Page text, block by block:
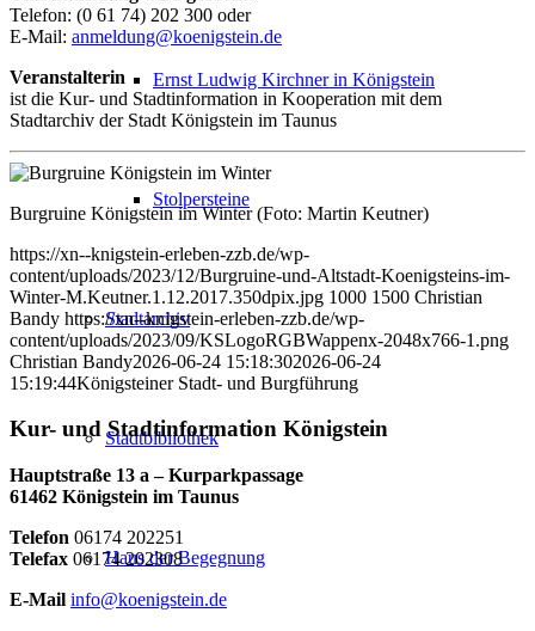
Ernst Ludwig Kirchner in Königstein
Stolpersteine
Stadtarchiv
Stadtbibliothek
Haus der Begegnung
Telefon: (0 61 74) 202 300 oder
E-Mail: anmeldung@koenigstein.de
Veranstalterin
ist die Kur- und Stadtinformation in Kooperation mit dem
Stadtarchiv der Stadt Königstein im Taunus
Burgruine Königstein im Winter (Foto: Martin Keutner)
https://xn--knigstein-erleben-zzb.de/wp-
content/uploads/2023/12/Burgruine-und-Altstadt-Koenigsteins-im-
Winter-M.Keutner.1.12.2017.350dpix.jpg 1000 1500 Christian
Bandy https://xn--knigstein-erleben-zzb.de/wp-
content/uploads/2023/09/KSLogoRGBWappenx-2048x766-1.png
Christian Bandy2026-06-24 15:18:302026-06-24
15:19:44Königsteiner Stadt- und Burgführung
Kur- und Stadtinformation Königstein
Hauptstraße 13 a – Kurparkpassage
61462 Königstein im Taunus
Telefon 06174 202251
Telefax 06174 202308
E-Mail info@koenigstein.de